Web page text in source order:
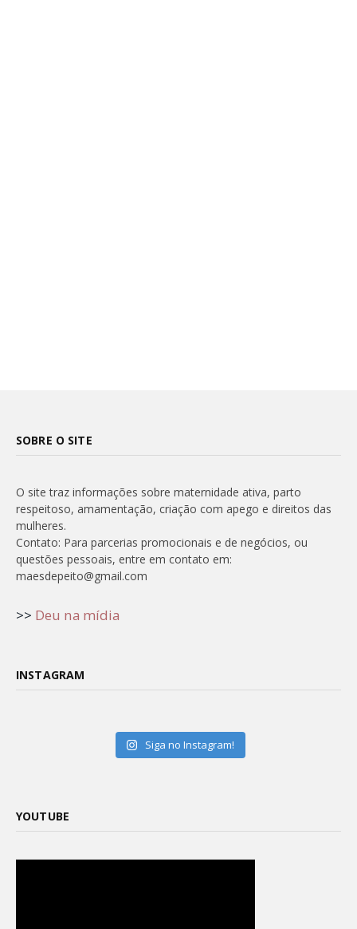
SOBRE O SITE
O site traz informações sobre maternidade ativa, parto
respeitoso, amamentação, criação com apego e direitos das
mulheres.
Contato: Para parcerias promocionais e de negócios, ou
questões pessoais, entre em contato em:
maesdepeito@gmail.com
>> Deu na mídia
INSTAGRAM
Siga no Instagram!
YOUTUBE